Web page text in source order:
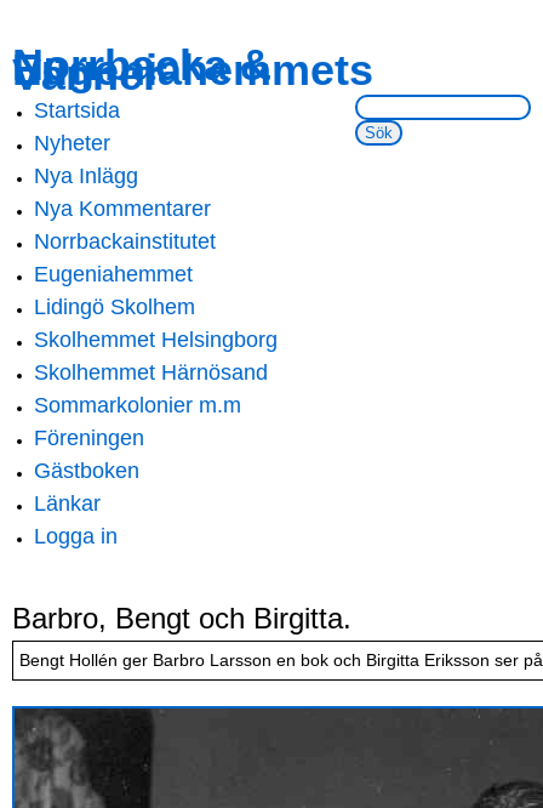
main
content
navigation
Norrbacka &
Eugeniahemmets
Vänner
Sök på webbsidan:
Main menu
Startsida
Nyheter
Nya Inlägg
Nya Kommentarer
Norrbackainstitutet
Eugeniahemmet
Lidingö Skolhem
Skolhemmet Helsingborg
Skolhemmet Härnösand
Sommarkolonier m.m
Föreningen
Gästboken
Länkar
Logga in
Barbro, Bengt och Birgitta.
Bengt Hollén ger Barbro Larsson en bok och Birgitta Eriksson ser